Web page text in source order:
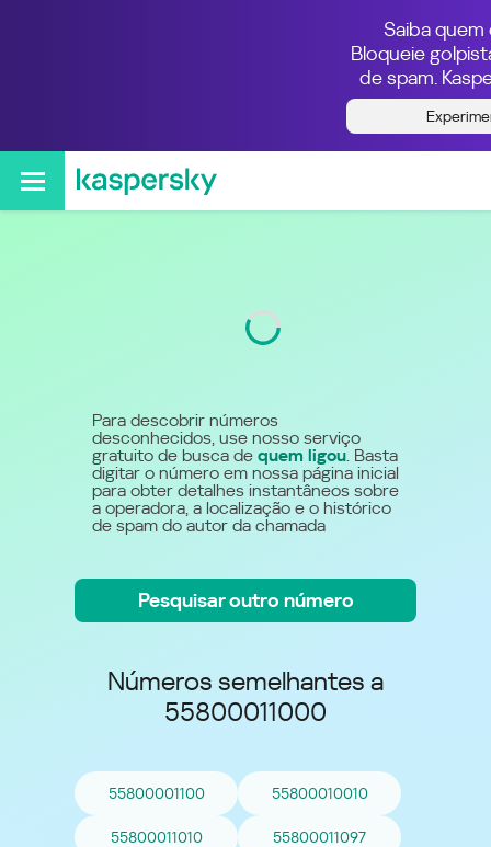
Saiba quem
Bloqueie
de spam.
Quem ligou do número
55800011000
Para descobrir números
desconhecidos, use nosso serviço
gratuito de busca de quem ligou. Basta
digitar o número em nossa página inicial
para obter detalhes instantâneos sobre
a operadora, a localização e o histórico
de spam do autor da chamada
Pesquisar outro número
Números semelhantes a
55800011000
55800001100 55800010010
55800011010 55800011097